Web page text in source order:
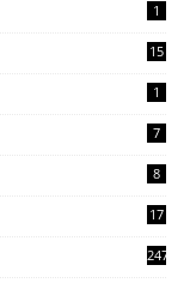
1
15
1
7
8
17
247